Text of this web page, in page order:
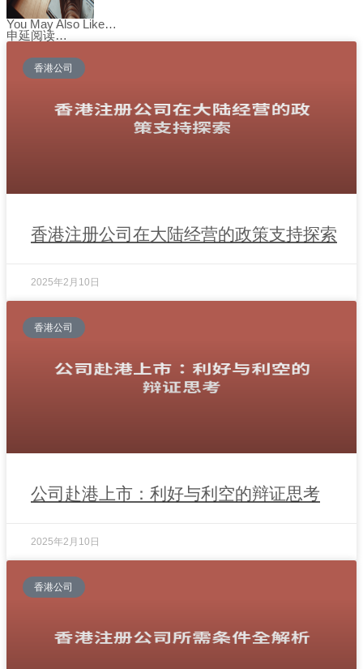
You May Also Like…
申延阅读…
香港公司
香港注册公司在大陆经营的政策支持探索
2025年2月10日
香港公司
公司赴港上市：利好与利空的辩证思考
2025年2月10日
香港公司